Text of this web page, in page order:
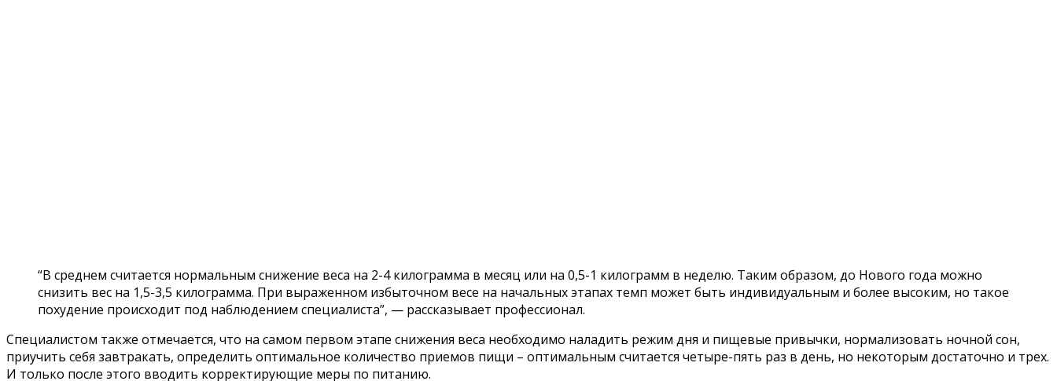
“В среднем считается нормальным снижение веса на 2-4 килограмма в месяц или на 0,5-1 килограмм в неделю. Таким образом, до Нового года можно
снизить вес на 1,5-3,5 килограмма. При выраженном избыточном весе на начальных этапах темп может быть индивидуальным и более высоким, но такое
похудение происходит под наблюдением специалиста”, — рассказывает профессионал.
Специалистом также отмечается, что на самом первом этапе снижения веса необходимо наладить режим дня и пищевые привычки, нормализовать ночной сон,
приучить себя завтракать, определить оптимальное количество приемов пищи – оптимальным считается четыре-пять раз в день, но некоторым достаточно и трех.
И только после этого вводить корректирующие меры по питанию.